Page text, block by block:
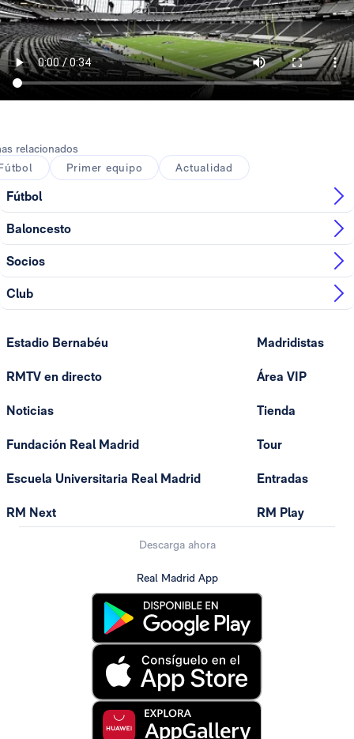
relacionados
Primer equipo Actualidad
Fútbol
Baloncesto
Socios
Club
Estadio Bernabéu
RMTV en directo
Noticias
Fundación Real Madrid
Escuela Universitaria Real Madrid
RM Next
Madridistas
Área VIP
Tienda
Tour
Entradas
RM Play
Descarga ahora
Real Madrid App